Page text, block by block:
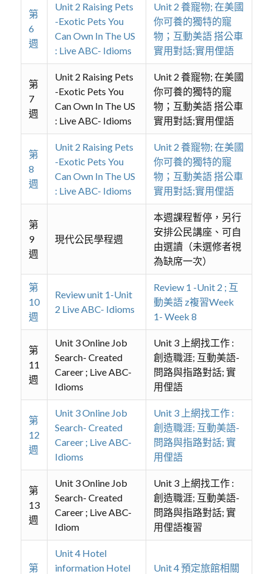
第
6
週
Unit 2 Raising Pets
-Exotic Pets You
Can Own In The US
: Live ABC- Idioms
Unit 2 養寵物; 在美國
你可養的獨特的寵
物；互動美語 搭公車
實用對話;實用俚語
第
7
週
Unit 2 Raising Pets
-Exotic Pets You
Can Own In The US
: Live ABC- Idioms
Unit 2 養寵物; 在美國
你可養的獨特的寵
物；互動美語 搭公車
實用對話;實用俚語
第
8
週
Unit 2 Raising Pets
-Exotic Pets You
Can Own In The US
: Live ABC- Idioms
Unit 2 養寵物; 在美國
你可養的獨特的寵
物；互動美語 搭公車
實用對話;實用俚語
第
9
週
現代公民學程週
本週課程暫停，另行
安排公民講座、可自
由選讀（未選修者視
為缺席一次）
第
10
週
Review unit 1-Unit
2 Live ABC- Idioms
Review 1 -Unit 2 ; 互
動美語 z複習Week
1- Week 8
第
11
週
Unit 3 Online Job
Search- Created
Career ; Live ABC-
Idioms
Unit 3 上網找工作 :
創造職涯; 互動美語-
問路與指路對話; 實
用俚語
第
12
週
Unit 3 Online Job
Search- Created
Career ; Live ABC-
Idioms
Unit 3 上網找工作 :
創造職涯; 互動美語-
問路與指路對話; 實
用俚語
第
13
週
Unit 3 Online Job
Search- Created
Career ; Live ABC-
Idiom
Unit 3 上網找工作 :
創造職涯; 互動美語-
問路與指路對話; 實
用俚語複習
第
Unit 4 Hotel
information Hotel
Unit 4 預定旅館相關